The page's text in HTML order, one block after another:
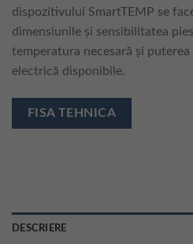
dispozitivului SmartTEMP se
dimensiunile și sensibilitatea
temperatura necesară și
electrică disponibile.
FISA TEHNICA
DESCRIERE